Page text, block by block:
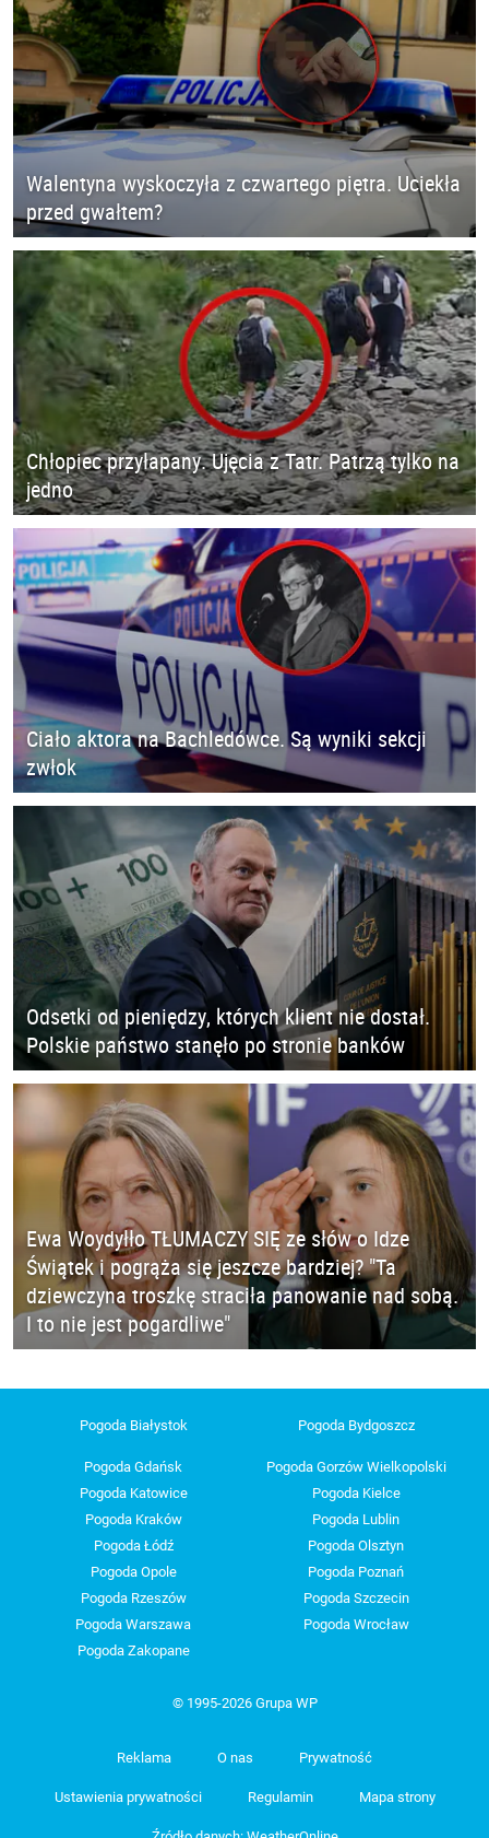
Walentyna wyskoczyła z czwartego piętra. Uciekła
przed gwałtem?
Chłopiec przyłapany. Ujęcia z Tatr. Patrzą tylko na
jedno
Ciało aktora na Bachledówce. Są wyniki sekcji
zwłok
Odsetki od pieniędzy, których klient nie dostał.
Polskie państwo stanęło po stronie banków
Ewa Woydyłło TŁUMACZY SIĘ ze słów o Idze
Świątek i pogrąża się jeszcze bardziej? "Ta
dziewczyna troszkę straciła panowanie nad sobą.
I to nie jest pogardliwe"
Pogoda Białystok Pogoda Bydgoszcz
Pogoda Gdańsk
Pogoda Gorzów Wielkopolski
Pogoda Katowice
Pogoda Kielce
Pogoda Kraków
Pogoda Lublin
Pogoda Łódź
Pogoda Olsztyn
Pogoda Opole
Pogoda Poznań
Pogoda Rzeszów
Pogoda Szczecin
Pogoda Warszawa
Pogoda Wrocław
Pogoda Zakopane
© 1995-2026 Grupa WP
Reklama O nas Prywatność
Ustawienia prywatności Regulamin Mapa strony